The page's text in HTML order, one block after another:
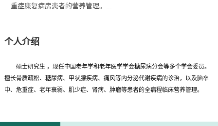
重症康复病房患者的营养管理。...
个人介绍
硕士研究生 ，现任中国老年学和老年医学学会糖尿病分会等多个学会委员。
擅长骨质疏松、糖尿病、甲状腺疾病、痛风等内分泌代谢疾病的诊治，以及脑卒
中、危重症、老年衰弱、肌少症、肾病、肿瘤等患者的全病程临床营养管理。